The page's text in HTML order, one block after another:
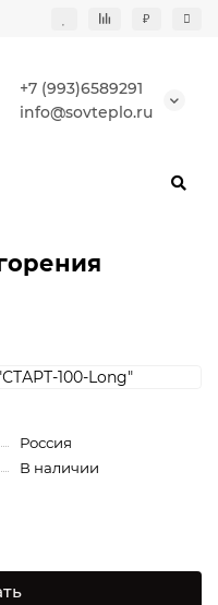
₽
+7 (993)6589291
info@sovteplo.ru
Россия
В наличии